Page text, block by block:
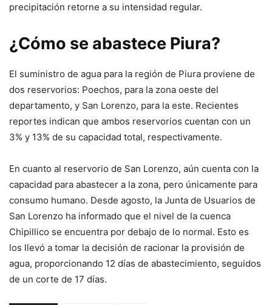
precipitación retorne a su intensidad regular.
¿Cómo se abastece Piura?
El suministro de agua para la región de Piura proviene de
dos reservorios: Poechos, para la zona oeste del
departamento, y San Lorenzo, para la este. Recientes
reportes indican que ambos reservorios cuentan con un
3% y 13% de su capacidad total, respectivamente.
En cuanto al reservorio de San Lorenzo, aún cuenta con la
capacidad para abastecer a la zona, pero únicamente para
consumo humano. Desde agosto, la Junta de Usuarios de
San Lorenzo ha informado que el nivel de la cuenca
Chipillico se encuentra por debajo de lo normal. Esto es
los llevó a tomar la decisión de racionar la provisión de
agua, proporcionando 12 días de abastecimiento, seguidos
de un corte de 17 días.